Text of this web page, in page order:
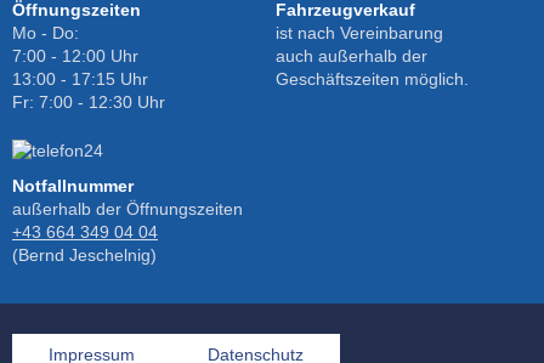
Öffnungszeiten
Mo - Do:
7:00 - 12:00 Uhr
13:00 - 17:15 Uhr
Fr: 7:00 - 12:30 Uhr
Fahrzeugverkauf
ist nach Vereinbarung
auch außerhalb der
Geschäftszeiten möglich.
Notfallnummer
außerhalb der Öffnungszeiten
+43 664 349 04 04
(Bernd Jeschelnig)
Impressum Datenschutz